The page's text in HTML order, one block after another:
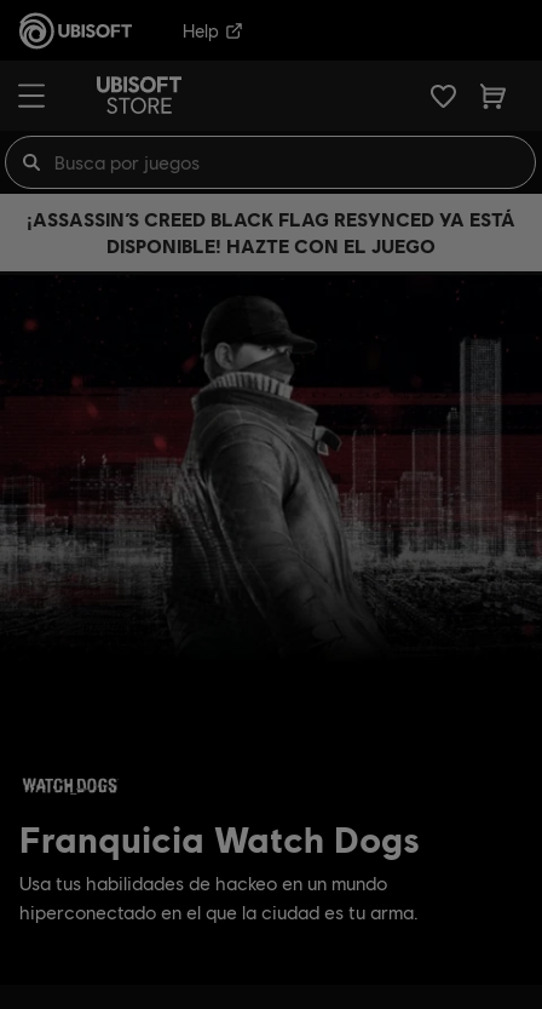
Help
¡ASSASSIN’S CREED BLACK FLAG RESYNCED YA ESTÁ
DISPONIBLE! HAZTE CON EL JUEGO